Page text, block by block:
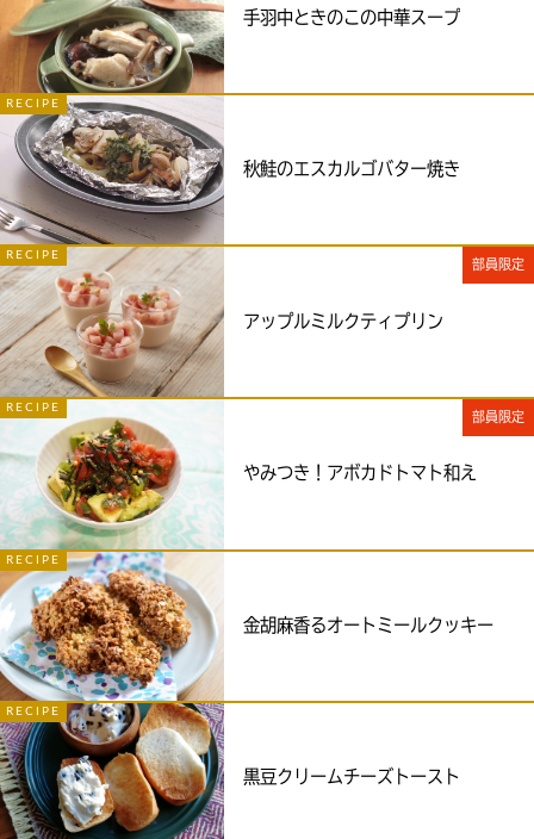
手羽中ときのこの中華スープ
RECIPE
秋鮭のエスカルゴバター焼き
RECIPE
部員限定
アップルミルクティプリン
RECIPE
部員限定
やみつき！アボカドトマト和え
RECIPE
金胡麻香るオートミールクッキー
RECIPE
黒豆クリームチーズトースト